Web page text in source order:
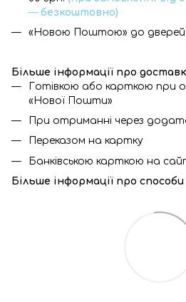
—безкоштовно)
«Новою Поштою» до дверей
Більше інформації про
Готівкою або карткою при
«Нової Пошти»
При отриманні через
Переказом на картку
Банківською карткою на
Більше інформації про с